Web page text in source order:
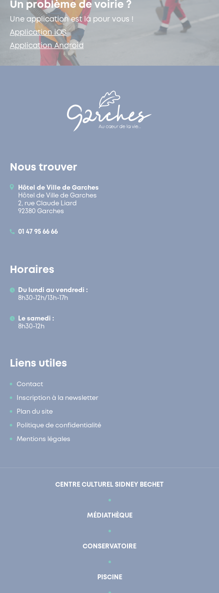
Un problème de voirie ?
Une application est là pour vous !
Application iOS
Application Android
Nous trouver
Hôtel de Ville de Garches
Hôtel de Ville de Garches
2, rue Claude Liard
92380 Garches
01 47 95 66 66
Horaires
Du lundi au vendredi :
8h30-12h/13h-17h
Le samedi :
8h30-12h
Liens utiles
Contact
Inscription à la newsletter
Plan du site
Politique de confidentialité
Mentions légales
CENTRE CULTUREL SIDNEY BECHET
MÉDIATHÈQUE
CONSERVATOIRE
PISCINE